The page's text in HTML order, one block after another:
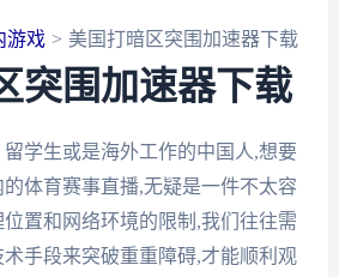
游戏 美国打暗区突围加速器下载
突围加速器下载
学生或是海外工作的中国人,想要
体育赛事直播,无疑是一件不太容
置和网络环境的限制,我们往往需
手段来突破重重障碍,才能顺利观